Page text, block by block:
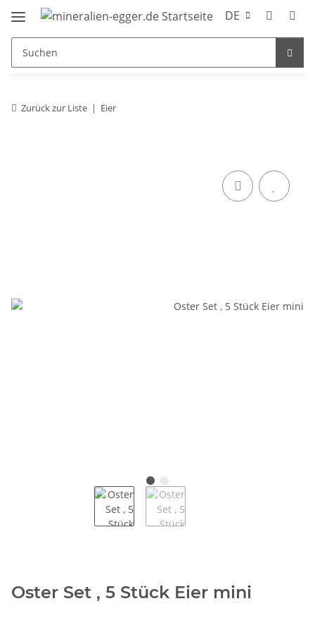
DE
Zurück zur Liste Eier
Oster Set , 5 Stück Eier mini